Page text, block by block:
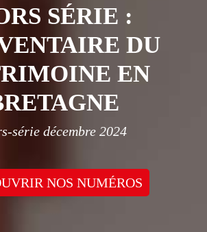
SÉRIE :
DU
EN
série décembre 2024
NOS NUMÉROS